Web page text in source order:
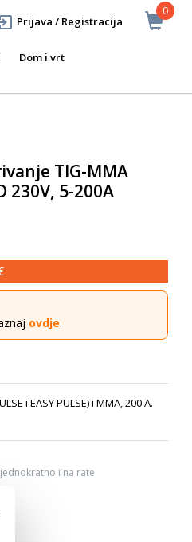
0
Prijava / Registracija
Dom i vrt
TIG-MMA
230V, 5-200A
ovdje.
i EASY PULSE) i MMA, 200 A.
i na rate